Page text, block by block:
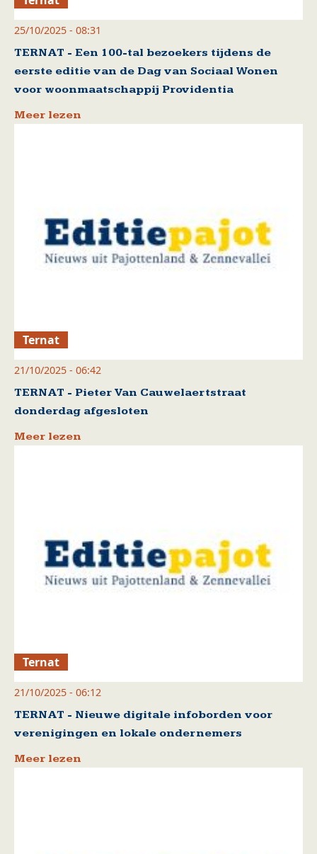
25/10/2025 - 08:31
TERNAT - Een 100-tal bezoekers tijdens de
eerste editie van de Dag van Sociaal Wonen
voor woonmaatschappij Providentia
Meer lezen
Ternat
21/10/2025 - 06:42
TERNAT - Pieter Van Cauwelaertstraat
donderdag afgesloten
Meer lezen
Ternat
21/10/2025 - 06:12
TERNAT - Nieuwe digitale infoborden voor
verenigingen en lokale ondernemers
Meer lezen